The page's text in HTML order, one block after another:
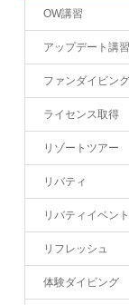
OW講習
アップデート講習
ファンダイビング
ライセンス取得
リゾートツアー
リバティ
リバティイベント
リフレッシュ
体験ダイビング